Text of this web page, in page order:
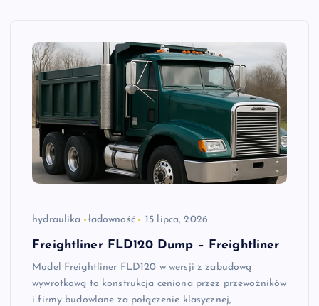
hydraulika ładowność 15 lipca, 2026
Freightliner FLD120 Dump – Freightliner
Model Freightliner FLD120 w wersji z zabudową
wywrotkową to konstrukcja ceniona przez przewoźników
i firmy budowlane za połączenie klasycznej,